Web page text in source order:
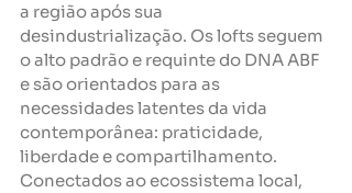
a região após sua
desindustrialização. Os lofts seguem
o alto padrão e requinte do DNA ABF
e são orientados para as
necessidades latentes da vida
contemporânea: praticidade,
liberdade e compartilhamento.
Conectados ao ecossistema local,